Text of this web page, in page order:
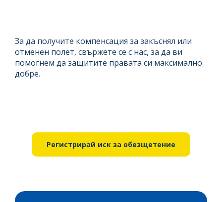
За да получите компенсация за закъснял или
отменен полет, свържете се с нас, за да ви
помогнем да защитите правата си максимално
добре.
Регистрирай иск за обезщетение